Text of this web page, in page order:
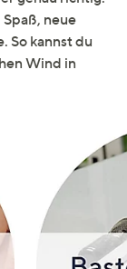
neue
So kannst du
Wind in